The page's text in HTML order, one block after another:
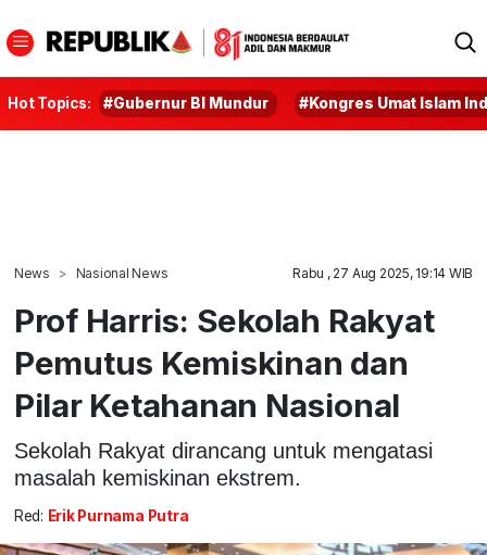
Hot Topics: #Gubernur BI Mundur #Kongres Umat Islam
News Nasional News Rabu , 27 Aug 2025, 19:14 WIB
Prof Harris: Sekolah Rakyat
Pemutus Kemiskinan dan
Pilar Ketahanan Nasional
Sekolah Rakyat dirancang untuk mengatasi
masalah kemiskinan ekstrem.
Red: Erik Purnama Putra